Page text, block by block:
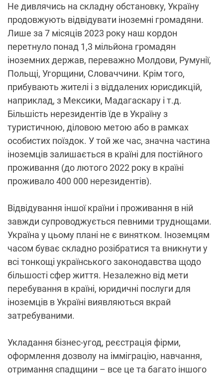
Не дивлячись на складну обстановку, Україну
продовжують відвідувати іноземні громадяни.
Лише за 7 місяців 2023 року наш кордон
перетнуло понад 1,3 мільйона громадян
іноземних держав, переважно Молдови, Румунії,
Польщі, Угорщини, Словаччини. Крім того,
прибувають жителі і з віддалених юрисдикцій,
наприклад, з Мексики, Мадагаскару і т.д.
Більшість нерезидентів їде в Україну з
туристичною, діловою метою або в рамках
особистих поїздок. У той же час, значна частина
іноземців залишається в країні для постійного
проживання (до лютого 2022 року в країні
проживало 400 000 нерезидентів).
Відвідування іншої країни і проживання в ній
завжди супроводжується певними труднощами.
Україна у цьому плані не є винятком. Іноземцям
часом буває складно розібратися та вникнути у
всі тонкощі українського законодавства щодо
більшості сфер життя. Незалежно від мети
перебування в країні, юридичні послуги для
іноземців в Україні виявляються вкрай
затребуваними.
Укладання бізнес-угод, реєстрація фірми,
оформлення дозволу на імміграцію, навчання,
отримання спадщини – все це та багато іншого